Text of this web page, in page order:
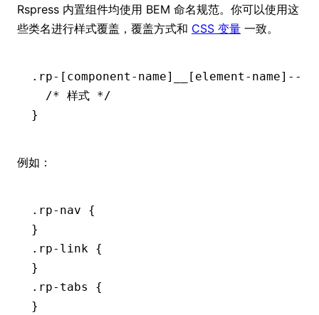
Rspress 内置组件均使用 BEM 命名规范。你可以使用这
些类名进行样式覆盖，覆盖方式和 CSS 变量 一致。
.rp- [ component-name]__[ element-name]--[
  /* 样式 */
}
例如：
.rp-nav {
}
.rp-link {
}
.rp-tabs
{
}